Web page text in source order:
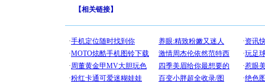
【相关链接】
[圣诞节]